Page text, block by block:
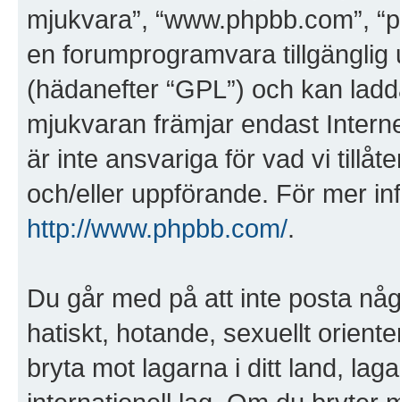
mjukvara”, “www.phpbb.com”,
en forumprogramvara tillgänglig
(hädanefter “GPL”) och kan
mjukvaran främjar endast
är inte ansvariga för vad vi
och/eller uppförande. För mer
http://www.phpbb.com/.
Du går med på att inte posta
hatiskt, hotande, sexuellt
bryta mot lagarna i ditt land,